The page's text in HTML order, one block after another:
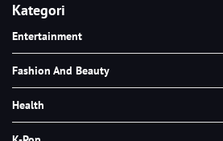
Kategori
Entertainment
Fashion And Beauty
Health